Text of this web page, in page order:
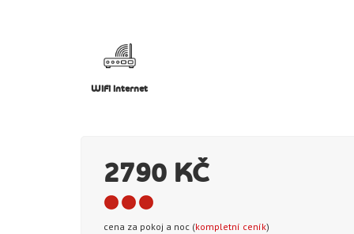
WiFi internet
2790 KČ
cena za pokoj a noc (kompletní ceník)